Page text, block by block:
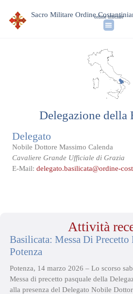
Sacro Militare Ordineordine ufficiale
Delegazione della
Delegato
Nobile Dottore Massimo Calenda
Cavaliere Grande Ufficiale di Grazia
E-Mail: delegato.basilicata@ordine-
Attività
Basilicata: Messa Di Precetto
Potenza
Potenza, 14 marzo 2026 – Lo scorso
Messa di precetto pasquale della
alla presenza del Delegato Nobile